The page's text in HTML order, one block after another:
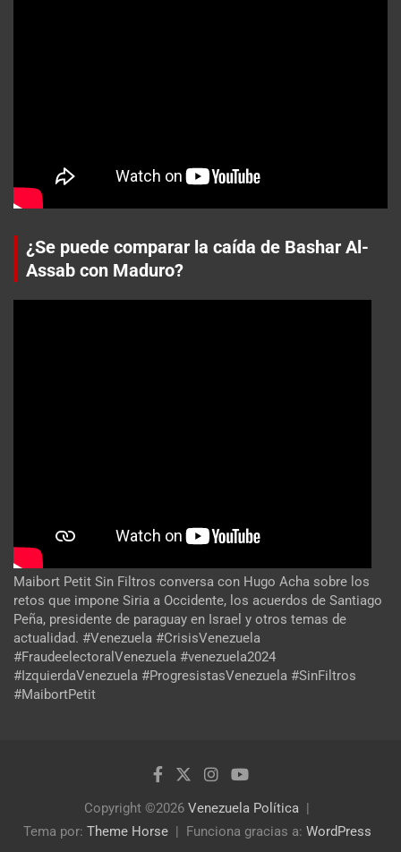
¿Se puede comparar la caída de Bashar Al-
Assab con Maduro?
Maibort Petit Sin Filtros conversa con Hugo Acha sobre los
retos que impone Siria a Occidente, los acuerdos de Santiago
Peña, presidente de paraguay en Israel y otros temas de
actualidad. #Venezuela #CrisisVenezuela
#FraudeelectoralVenezuela #venezuela2024
#IzquierdaVenezuela #ProgresistasVenezuela #SinFiltros
#MaibortPetit
Copyright ©2026 Venezuela Política
Tema por: Theme Horse Funciona gracias a: WordPress